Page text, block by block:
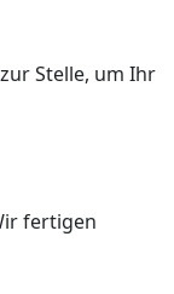
Stelle, um Ihr
fertigen